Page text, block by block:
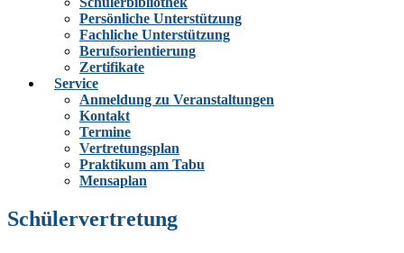
Persönliche Unterstützung
Fachliche Unterstützung
Berufsorientierung
Zertifikate
Service
Anmeldung zu Veranstaltungen
Kontakt
Termine
Vertretungsplan
Praktikum am Tabu
Mensaplan
Schülervertretung